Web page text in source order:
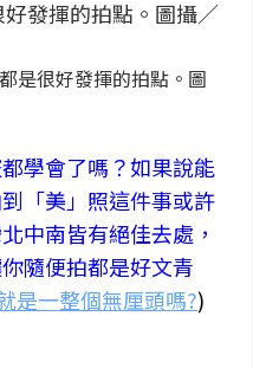
是很好發揮的拍點。圖
學會了嗎？如果說能
「美」照這件事或許
中南皆有絕佳去處，
隨便拍都是好文青
是一整個無厘頭嗎?)